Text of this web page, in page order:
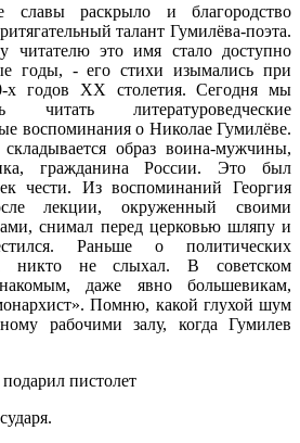
славы раскрыло и благородство
талант Гумилёва-поэта.
читателю это имя стало доступно
годы, - его стихи изымались при
х годов XX столетия. Сегодня мы
читать литературоведческие
воспоминания о Николае Гумилёве.
образ воина-мужчины,
гражданина России. Это был
чести. Из воспоминаний Георгия
лекции, окруженный своими
снимал перед церковью шляпу и
Раньше о политических
никто не слыхал. В советском
даже явно большевикам,
Помню, какой глухой шум
рабочими залу, когда Гумилев
пистолет